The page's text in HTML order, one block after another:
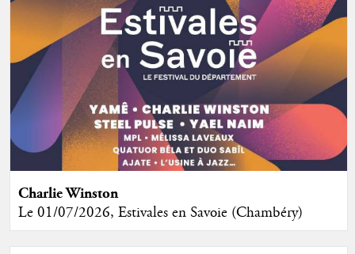
Charlie Winston
Le 01/07/2026, Estivales en Savoie (Chambéry)